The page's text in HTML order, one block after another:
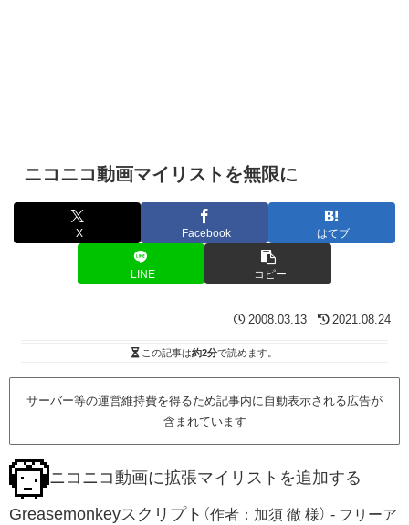
ニコニコ動画マイリストを無限に
X Facebook はてブ
LINE コピー
2008.03.13 2021.08.24
この記事は約2分で読めます。
サーバー等の運営維持費を得るため記事内に自動表示される広告が
含まれています
ニコニコ動画に拡張マイリストを追加する
Greasemonkeyスクリプト （作者：加須 徹 様） - フリーア